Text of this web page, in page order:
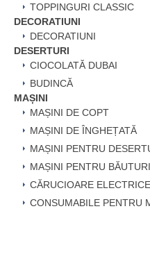
TOPPINGURI CLASSIC
DECORATIUNI
DECORATIUNI
DESERTURI
CIOCOLATĂ DUBAI
BUDINCĂ
MAȘINI
MAȘINI DE COPT
MAȘINI DE ÎNGHEȚATĂ
MAȘINI PENTRU
MAȘINI PENTRU BĂUTURI
CĂRUCIOARE ELECTRICE
CONSUMABILE PENTRU